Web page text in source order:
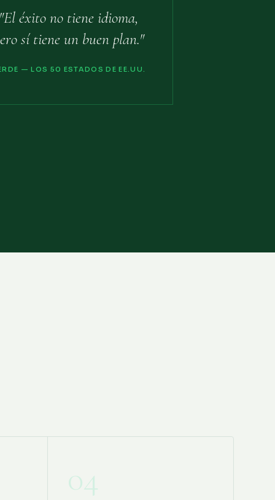
"El éxito no tiene idioma,
sí tiene un buen plan."
— LOS 50 ESTADOS DE EE.UU.
04